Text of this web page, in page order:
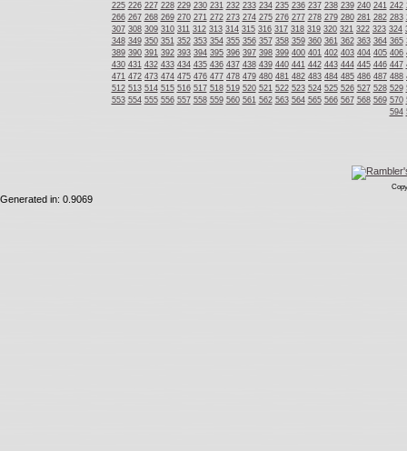
225 226 227 228 229 230 231 232 233 234 235 236 237 238 239 240 241 242
266 267 268 269 270 271 272 273 274 275 276 277 278 279 280 281 282 283
307 308 309 310 311 312 313 314 315 316 317 318 319 320 321 322 323 324
348 349 350 351 352 353 354 355 356 357 358 359 360 361 362 363 364 365
389 390 391 392 393 394 395 396 397 398 399 400 401 402 403 404 405 406
430 431 432 433 434 435 436 437 438 439 440 441 442 443 444 445 446 447
471 472 473 474 475 476 477 478 479 480 481 482 483 484 485 486 487 488
512 513 514 515 516 517 518 519 520 521 522 523 524 525 526 527 528 529
553 554 555 556 557 558 559 560 561 562 563 564 565 566 567 568 569 570
594
Generated in: 0.9069